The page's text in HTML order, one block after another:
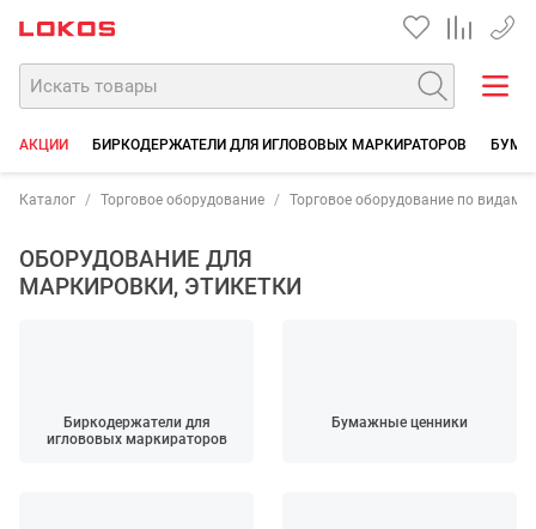
+7
АКЦИИ БИРКОДЕРЖАТЕЛИ ДЛЯ ИГЛОВОВЫХ МАРКИРАТОРОВ
Каталог Торговое оборудование Торговое оборудование по видам
ОБОРУДОВАНИЕ ДЛЯ
МАРКИРОВКИ, ЭТИКЕТКИ
Биркодержатели для
иглововых маркираторов
Бумажные ценники